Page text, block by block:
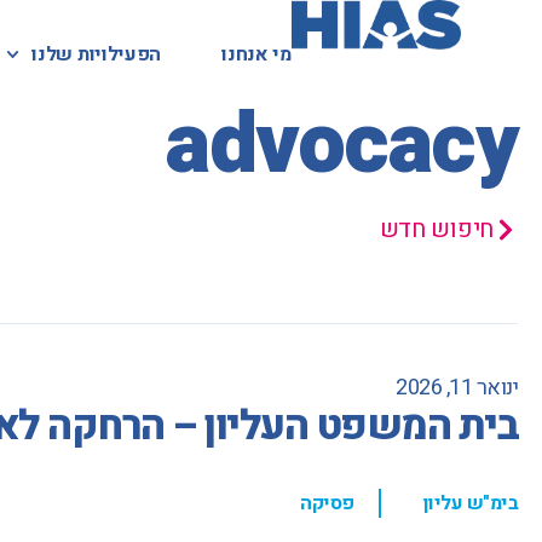
מי אנחנו הפעילויות שלנו מי אנחנו הפעילויות שלנו המאגר המשפטי
advocacy
חיפוש חדש
ינואר 11, 2026
בית המשפט העליון – הרחקה
בימ"ש עליון , פסיקה